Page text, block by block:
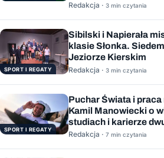
Redakcja · 3 min czytania
SPORT I REGATY
Sibilski i Napierała
klasie Słonka.
Jeziorze Kierskim
Redakcja · 3 min czytania
SPORT I REGATY
Puchar Świata i
Kamil Manowiecki o
studiach i karierze
Redakcja · 7 min czytania